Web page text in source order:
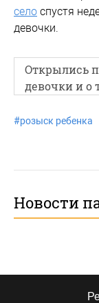
село спустя
девочки.
Открылись
девочки и о
#розыск ребенка
Новости